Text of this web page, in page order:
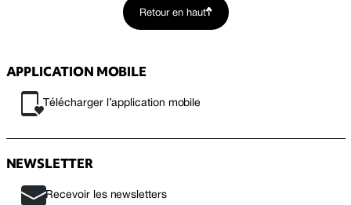
Retour en haut
APPLICATION MOBILE
Télécharger l’application mobile
NEWSLETTER
Recevoir les newsletters